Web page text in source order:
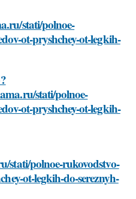
stati/polnoe-
ot-pryshchey-ot-legkih-
stati/polnoe-
ot-pryshchey-ot-legkih-
stati/polnoe-rukovodstvo-
ot-legkih-do-sereznyh-